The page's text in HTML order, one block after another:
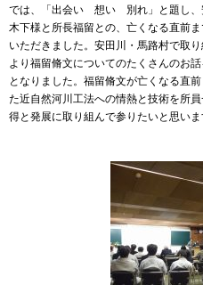
では、「出会い 想い 別れ」と題し、
木下様と所長福留との、亡くなる直前
いただきました。安田川・馬路村で取
より福留脩文についてのたくさんのお
となりました。福留脩文が亡くなる直
た近自然河川工法への情熱と技術を所
得と発展に取り組んで参りたいと思いま